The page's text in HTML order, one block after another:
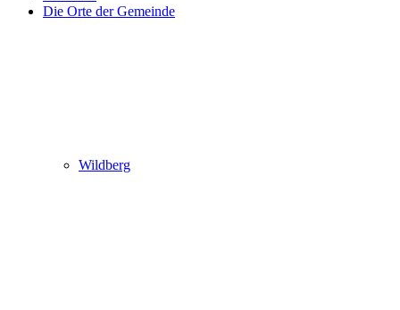
Die Orte der Gemeinde
Wildberg